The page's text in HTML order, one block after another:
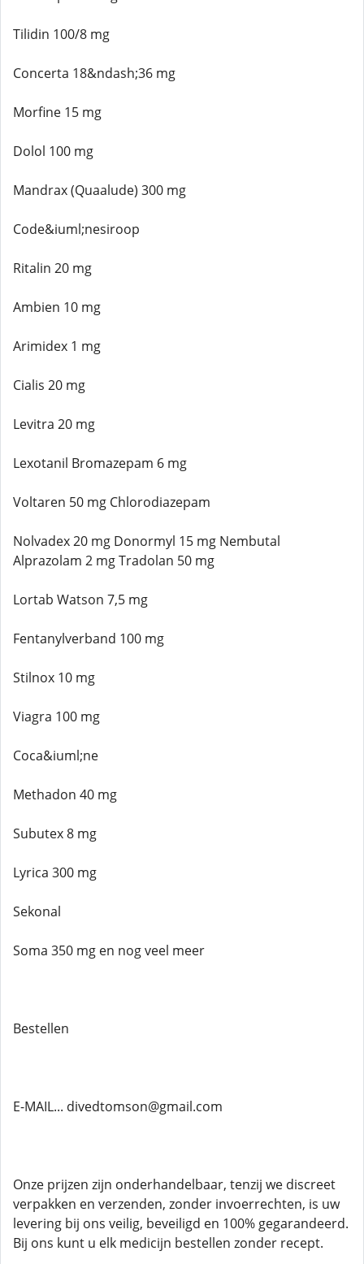
Tilidin 100/8 mg
Concerta 18&ndash;36 mg
Morfine 15 mg
Dolol 100 mg
Mandrax (Quaalude) 300 mg
Code&iuml;nesiroop
Ritalin 20 mg
Ambien 10 mg
Arimidex 1 mg
Cialis 20 mg
Levitra 20 mg
Lexotanil Bromazepam 6 mg
Voltaren 50 mg Chlorodiazepam
Nolvadex 20 mg Donormyl 15 mg Nembutal
Alprazolam 2 mg Tradolan 50 mg
Lortab Watson 7,5 mg
Fentanylverband 100 mg
Stilnox 10 mg
Viagra 100 mg
Coca&iuml;ne
Methadon 40 mg
Subutex 8 mg
Lyrica 300 mg
Sekonal
Soma 350 mg en nog veel meer
Bestellen
E-MAIL... divedtomson@gmail.com
Onze prijzen zijn onderhandelbaar, tenzij we discreet
verpakken en verzenden, zonder invoerrechten, is uw
levering bij ons veilig, beveiligd en 100% gegarandeerd.
Bij ons kunt u elk medicijn bestellen zonder recept.